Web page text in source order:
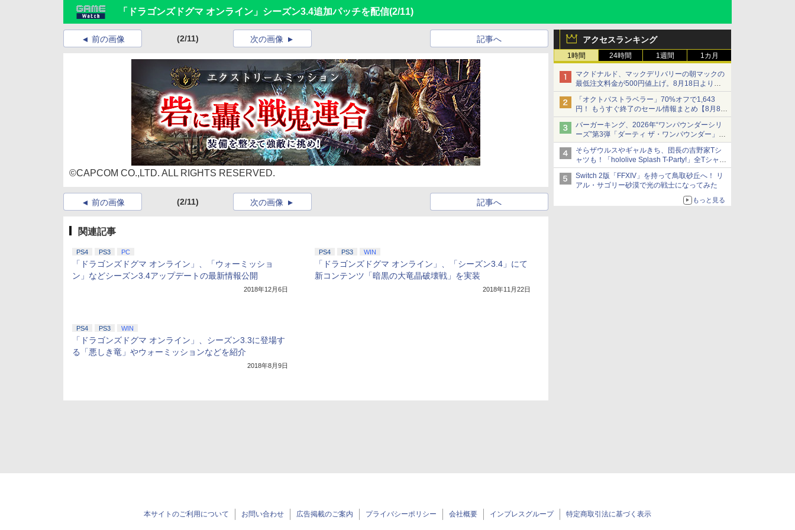
「ドラゴンズドグマ オンライン」シーズン3.4追加パッチを配信(2/11)
アクセスランキング
1時間 24時間 1週間 1カ月
マクドナルド、マックデリバリーの朝マックの
最低注文料金が500円値上げ。8月18日より
1,500円から受付
「オクトパストラベラー」70%オフで1,643
円！ もうすぐ終了のセール情報まとめ【8月8日
更新】
ニンテンドーeショップでは「大神 絶景版」が
67%オフで990円
バーガーキング、2026年“ワンパウンダーシリ
ーズ”第3弾「ダーティ ザ・ワンパウンダー」を
8月7日発売
「特製ガーリックマヨソース」を使用した超大
型チーズバーガー
そらザウルスやギャルきち、団長の吉野家Tシ
ャツも！「hololive Splash T-Party!」全Tシャツ
ラインナップ公開＆オンライン販売開始
Switch 2版「FFXIV」を持って鳥取砂丘へ！ リ
アル・サゴリー砂漠で光の戦士になってみた
もっと見る
前の画像 (2/11) 次の画像 記事へ
©CAPCOM CO.,LTD. ALL RIGHTS RESERVED.
前の画像 (2/11) 次の画像 記事へ
関連記事
PS4 PS3 PC
「ドラゴンズドグマ オンライン」、「ウォーミッショ
ン」などシーズン3.4アップデートの最新情報公開
2018年12月6日
PS4 PS3 WIN
「ドラゴンズドグマ オンライン」、「シーズン3.4」にて
新コンテンツ「暗黒の大竜晶破壊戦」を実装
2018年11月22日
PS4 PS3 WIN
「ドラゴンズドグマ オンライン」、シーズン3.3に登場す
る「悪しき竜」やウォーミッションなどを紹介
2018年8月9日
本サイトのご利用について お問い合わせ 広告掲載のご案内 プライバシーポリシー 会社概要 インプレスグループ 特定商取引法に基づく表示